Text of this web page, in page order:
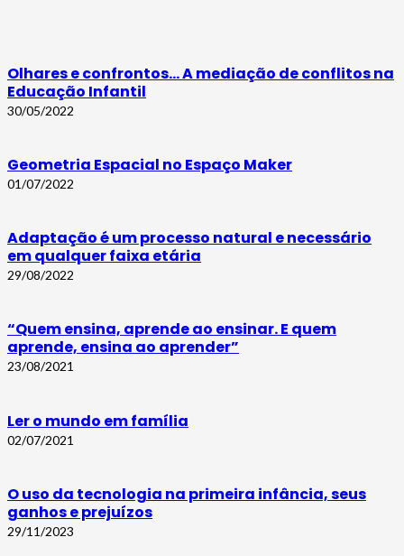
Olhares e confrontos… A mediação de conflitos na
Educação Infantil
30/05/2022
Geometria Espacial no Espaço Maker
01/07/2022
Adaptação é um processo natural e necessário
em qualquer faixa etária
29/08/2022
“Quem ensina, aprende ao ensinar. E quem
aprende, ensina ao aprender”
23/08/2021
Ler o mundo em família
02/07/2021
O uso da tecnologia na primeira infância, seus
ganhos e prejuízos
29/11/2023